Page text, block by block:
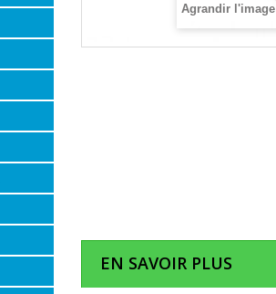
Agrandir l'image
EN SAVOIR PLUS